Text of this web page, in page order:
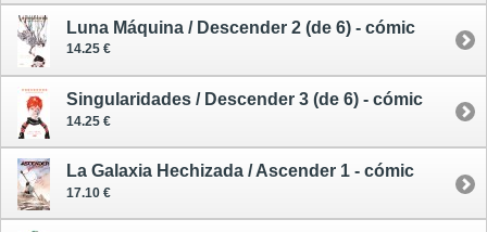
Luna Máquina / Descender 2 (de 6) - cómic
14.25 €
Singularidades / Descender 3 (de 6) - cómic
14.25 €
La Galaxia Hechizada / Ascender 1 - cómic
17.10 €